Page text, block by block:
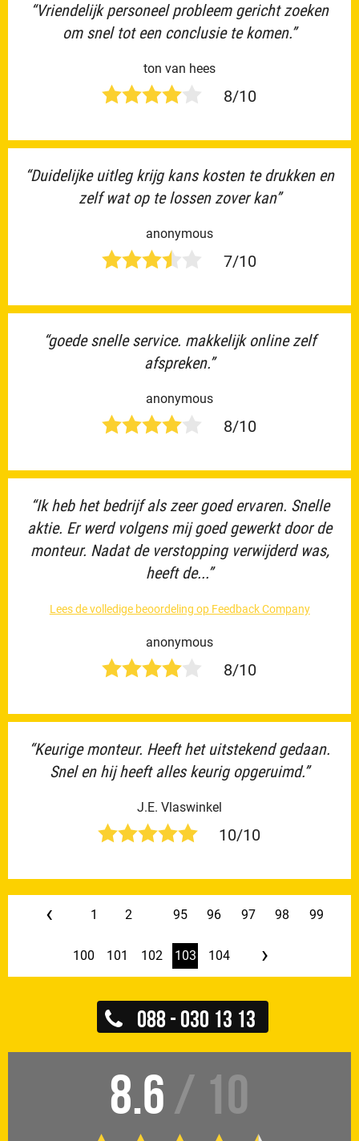
“Vriendelijk personeel probleem gericht zoeken
om snel tot een conclusie te komen.”
ton van hees
8/10
“Duidelijke uitleg krijg kans kosten te drukken en
zelf wat op te lossen zover kan”
anonymous
7/10
“goede snelle service. makkelijk online zelf
afspreken.”
anonymous
8/10
“Ik heb het bedrijf als zeer goed ervaren. Snelle
aktie. Er werd volgens mij goed gewerkt door de
monteur. Nadat de verstopping verwijderd was,
heeft de...”
Lees de volledige beoordeling op Feedback Company
anonymous
8/10
“Keurige monteur. Heeft het uitstekend gedaan.
Snel en hij heeft alles keurig opgeruimd.”
J.E. Vlaswinkel
10/10
‹ 1 2 95 96 97 98 99
100 101 102 103 104 ›
088 - 030 13 13
8.6 / 10